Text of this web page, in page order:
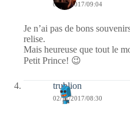
02/11/2017/09:04
Je n’ai pas de bons
relise.
Mais heureuse que tout le
Petit Prince! 😉
trublion
02/11/2017/08:30